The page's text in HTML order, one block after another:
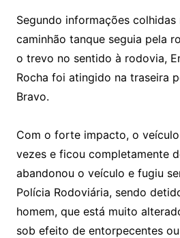
Segundo informações colhidas
caminhão tanque seguia pela
o trevo no sentido à rodovia,
Rocha foi atingido na traseira
Bravo.
Com o forte impacto, o
vezes e ficou completamente
abandonou o veículo e fugiu
Polícia Rodoviária, sendo
homem, que está muito
sob efeito de entorpecentes